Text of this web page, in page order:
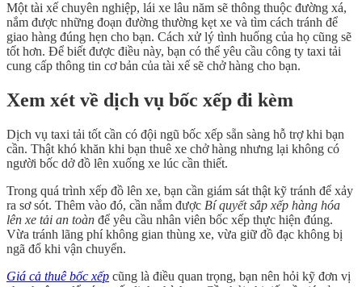
Một tài xế chuyên nghiệp, lái xe lâu năm sẽ thông thuộc đường xá,
nắm được những đoạn đường thường kẹt xe và tìm cách tránh để
giao hàng đúng hẹn cho bạn. Cách xử lý tình huống của họ cũng sẽ
tốt hơn. Để biết được điều này, bạn có thể yêu cầu công ty taxi tải
cung cấp thông tin cơ bản của tài xế sẽ chở hàng cho bạn.
Xem xét về dịch vụ bốc xếp đi kèm
Dịch vụ taxi tải tốt cần có đội ngũ bốc xếp sẵn sàng hỗ trợ khi bạn
cần. Thật khó khăn khi bạn thuê xe chở hàng nhưng lại không có
người bốc dở đồ lên xuống xe lúc cần thiết.
Trong quá trình xếp đồ lên xe, bạn cần giám sát thật kỹ tránh để xảy
ra sơ sót. Thêm vào đó, cần nắm được Bí quyết sắp xếp hàng hóa
lên xe tải an toàn để yêu cầu nhân viên bốc xếp thực hiện đúng.
Vừa tránh lãng phí không gian thùng xe, vừa giữ đồ đạc không bị
ngã đổ khi vận chuyển.
Giá cả thuê bốc xếp cũng là điều quan trọng, bạn nên hỏi kỹ đơn vị